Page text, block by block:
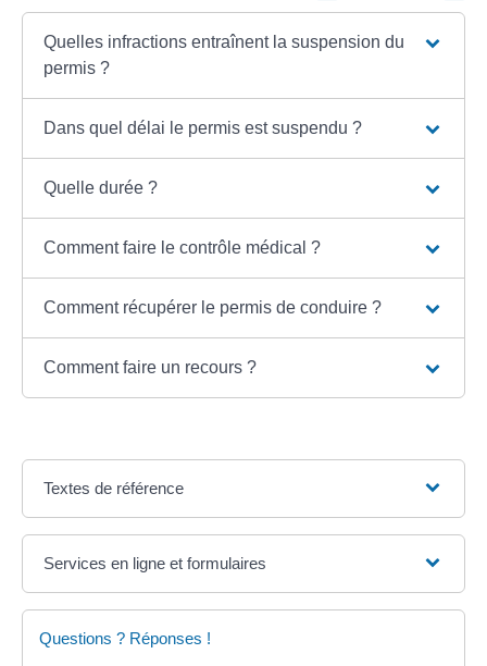
Quelles infractions entraînent la suspension du
permis ?
Dans quel délai le permis est suspendu ?
Quelle durée ?
Comment faire le contrôle médical ?
Comment récupérer le permis de conduire ?
Comment faire un recours ?
Textes de référence
Services en ligne et formulaires
Questions ? Réponses !